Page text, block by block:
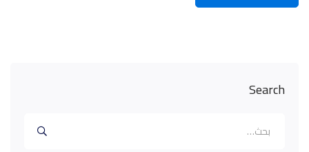
Search